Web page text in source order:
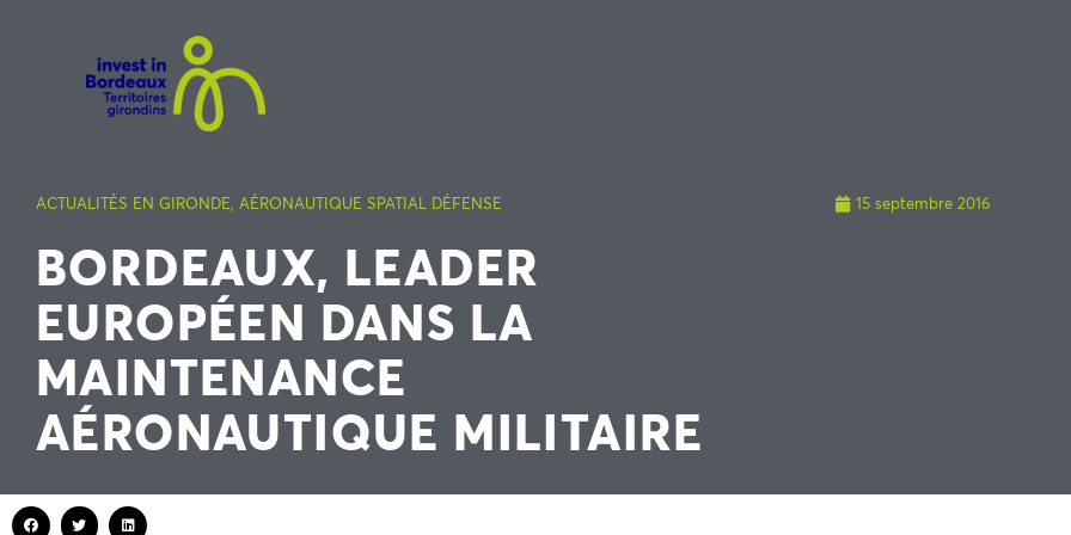
ACTUALITÉS EN GIRONDE, AÉRONAUTIQUE SPATIAL DÉFENSE
BORDEAUX, LEADER
EUROPÉEN DANS LA
MAINTENANCE
AÉRONAUTIQUE MILITAIRE
15 septembre 2016